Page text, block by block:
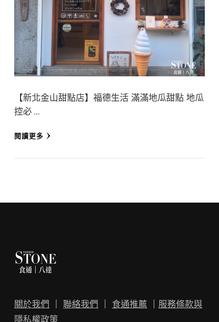
【新北金山甜點店】福德生活 滿滿地瓜甜點 地瓜
控必 …
閱讀更多
關於我們 聯絡我們 食通推薦
服務條款與
隱私權政策